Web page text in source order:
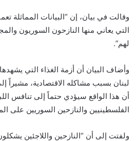
وقالت في بيان، إن “البيانات المماثلة
التي يعاني منها النازحون السوريون
لهم”.
وأضاف البيان أن أزمة الغذاء التي
لبنان بسبب مشاكله الاقتصادية، مشيراً
أن هذا الواقع سيؤدي حتماً إلى تنافس
الفلسطينيين والنازحين السوريين على
ولفتت إلى أن “النازحين واللاجئين